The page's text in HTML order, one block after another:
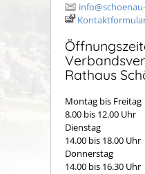
Rathaus
Montag bis Freitag
8.00 bis 12.00 Uhr
Dienstag
14.00 bis 18.00 Uhr
Donnerstag
14.00 bis 16.30 Uhr